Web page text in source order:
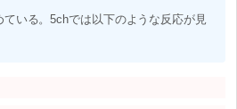
いる。5chでは以下のような反応が見